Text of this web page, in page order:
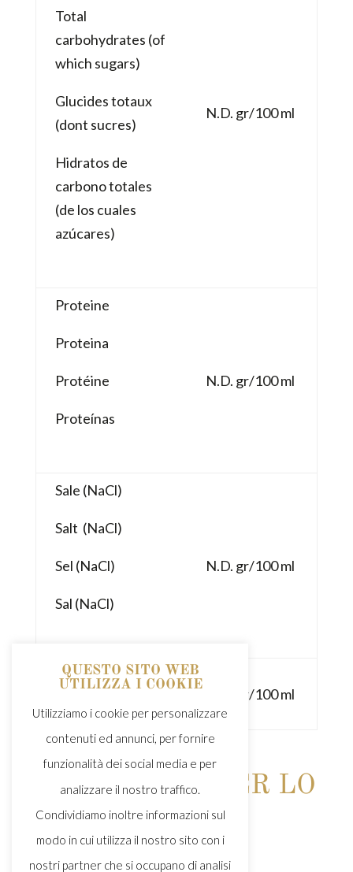
Total
carbohydrates (of
which sugars)
Glucides totaux
(dont sucres)
Hidratos de
carbono totales
(de los cuales
azúcares)
N.D. gr/100 ml
Proteine
Proteina
Protéine
Proteínas
N.D. gr/100 ml
Sale (NaCl)
Salt (NaCl)
Sel (NaCl)
Sal (NaCl)
N.D. gr/100 ml
Sodio (Na)
Sodium (Na)
N.D. gr/100 ml
ISTRUZIONI PER LO
SMALTIMENTO
DISPOSAL
QUESTO SITO WEB
UTILIZZA I COOKIE
Utilizziamo i cookie per personalizzare
contenuti ed annunci, per fornire
funzionalità dei social media e per
analizzare il nostro traffico.
Condividiamo inoltre informazioni sul
modo in cui utilizza il nostro sito con i
nostri partner che si occupano di analisi